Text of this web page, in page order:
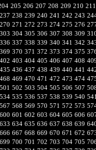
205 206 207 208 209 210 211
237 238 239 240 241 242 243
270 271 272 273 274 275 276
303 304 305 306 307 308 309
336 337 338 339 340 341 342
369 370 371 372 373 374 375
402 403 404 405 406 407 408
435 436 437 438 439 440 441
468 469 470 471 472 473 474
501 502 503 504 505 506 507
534 535 536 537 538 539 540
567 568 569 570 571 572 573
600 601 602 603 604 605 606
633 634 635 636 637 638 639
666 667 668 669 670 671 672
699 700 701 702 703 704 705